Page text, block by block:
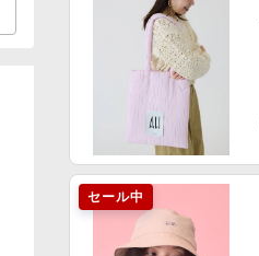
セール中